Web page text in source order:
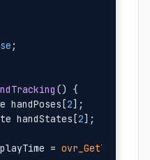
;
()
{
handPoses[
2];
handStates[
2];
=